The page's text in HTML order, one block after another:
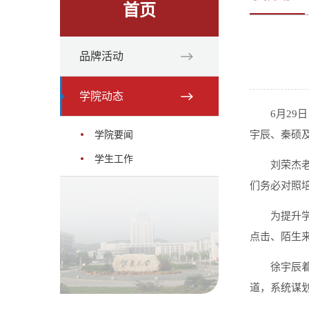
首页
品牌活动
学院动态
学院要闻
学生工作
6月29
宇辰、秦硕
刘荣杰
们务必对照
为提升
点击、陌生
徐宇辰
道，系统谋